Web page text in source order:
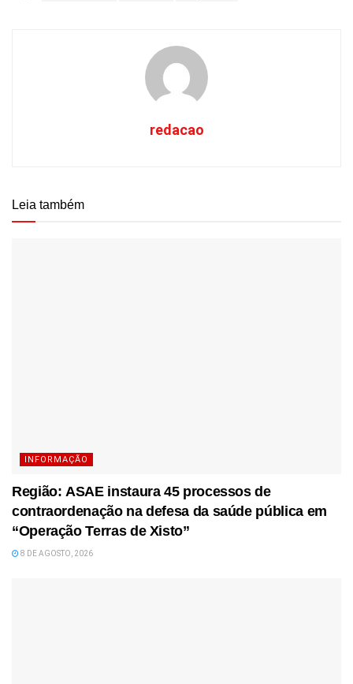
redacao
Leia também
INFORMAÇÃO
Região: ASAE instaura 45 processos de
contraordenação na defesa da saúde pública em
“Operação Terras de Xisto”
8 DE AGOSTO, 2026